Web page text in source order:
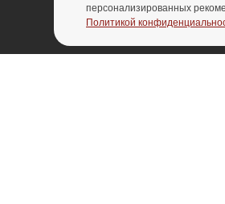
персонализированных
Политикой